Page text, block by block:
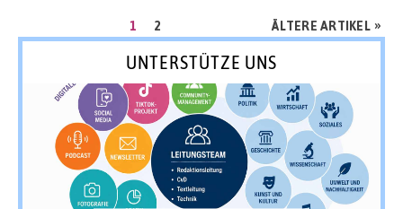
Seitennummerierung
Beiträge
SEITE
1 SEITE
2 ÄLTERE ARTIKEL »
UNTERSTÜTZE UNS